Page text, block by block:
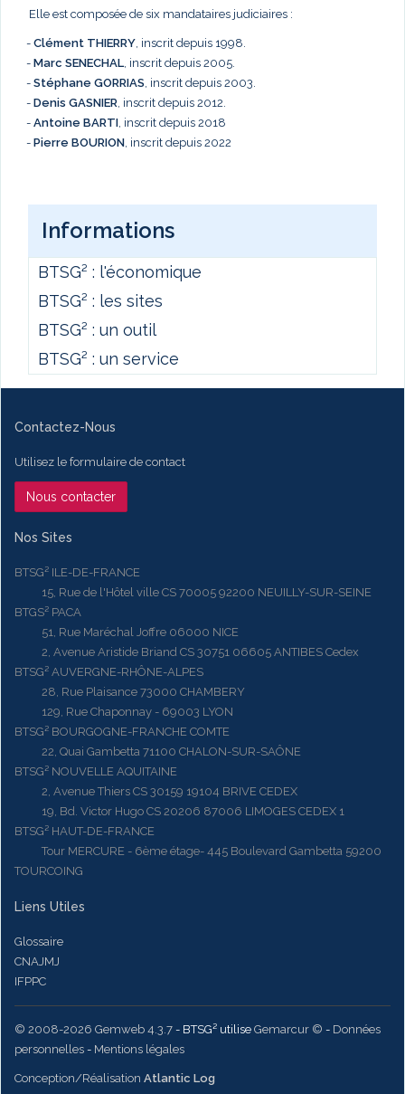
Elle est composée de six mandataires judiciaires :
- Clément THIERRY, inscrit depuis 1998.
- Marc SENECHAL, inscrit depuis 2005.
- Stéphane GORRIAS, inscrit depuis 2003.
- Denis GASNIER, inscrit depuis 2012.
- Antoine BARTI, inscrit depuis 2018
- Pierre BOURION, inscrit depuis 2022
Informations
BTSG² : l'économique
BTSG² : les sites
BTSG² : un outil
BTSG² : un service
Contactez-Nous
Utilisez le formulaire de contact
Nous contacter
Nos Sites
BTSG² ILE-DE-FRANCE
15, Rue de l'Hôtel ville CS 70005 92200 NEUILLY-SUR-SEINE
BTGS² PACA
51, Rue Maréchal Joffre 06000 NICE
2, Avenue Aristide Briand CS 30751 06605 ANTIBES Cedex
BTSG² AUVERGNE-RHÔNE-ALPES
28, Rue Plaisance 73000 CHAMBERY
129, Rue Chaponnay - 69003 LYON
BTSG² BOURGOGNE-FRANCHE COMTE
22, Quai Gambetta 71100 CHALON-SUR-SAÔNE
BTSG² NOUVELLE AQUITAINE
2, Avenue Thiers CS 30159 19104 BRIVE CEDEX
19, Bd. Victor Hugo CS 20206 87006 LIMOGES CEDEX 1
BTSG² HAUT-DE-FRANCE
Tour MERCURE - 6ème étage- 445 Boulevard Gambetta 59200
TOURCOING
Liens Utiles
Glossaire
CNAJMJ
IFPPC
© 2008-2026 Gemweb 4.3.7 - BTSG² utilise Gemarcur © - Données
personnelles - Mentions légales
Conception/Réalisation Atlantic Log